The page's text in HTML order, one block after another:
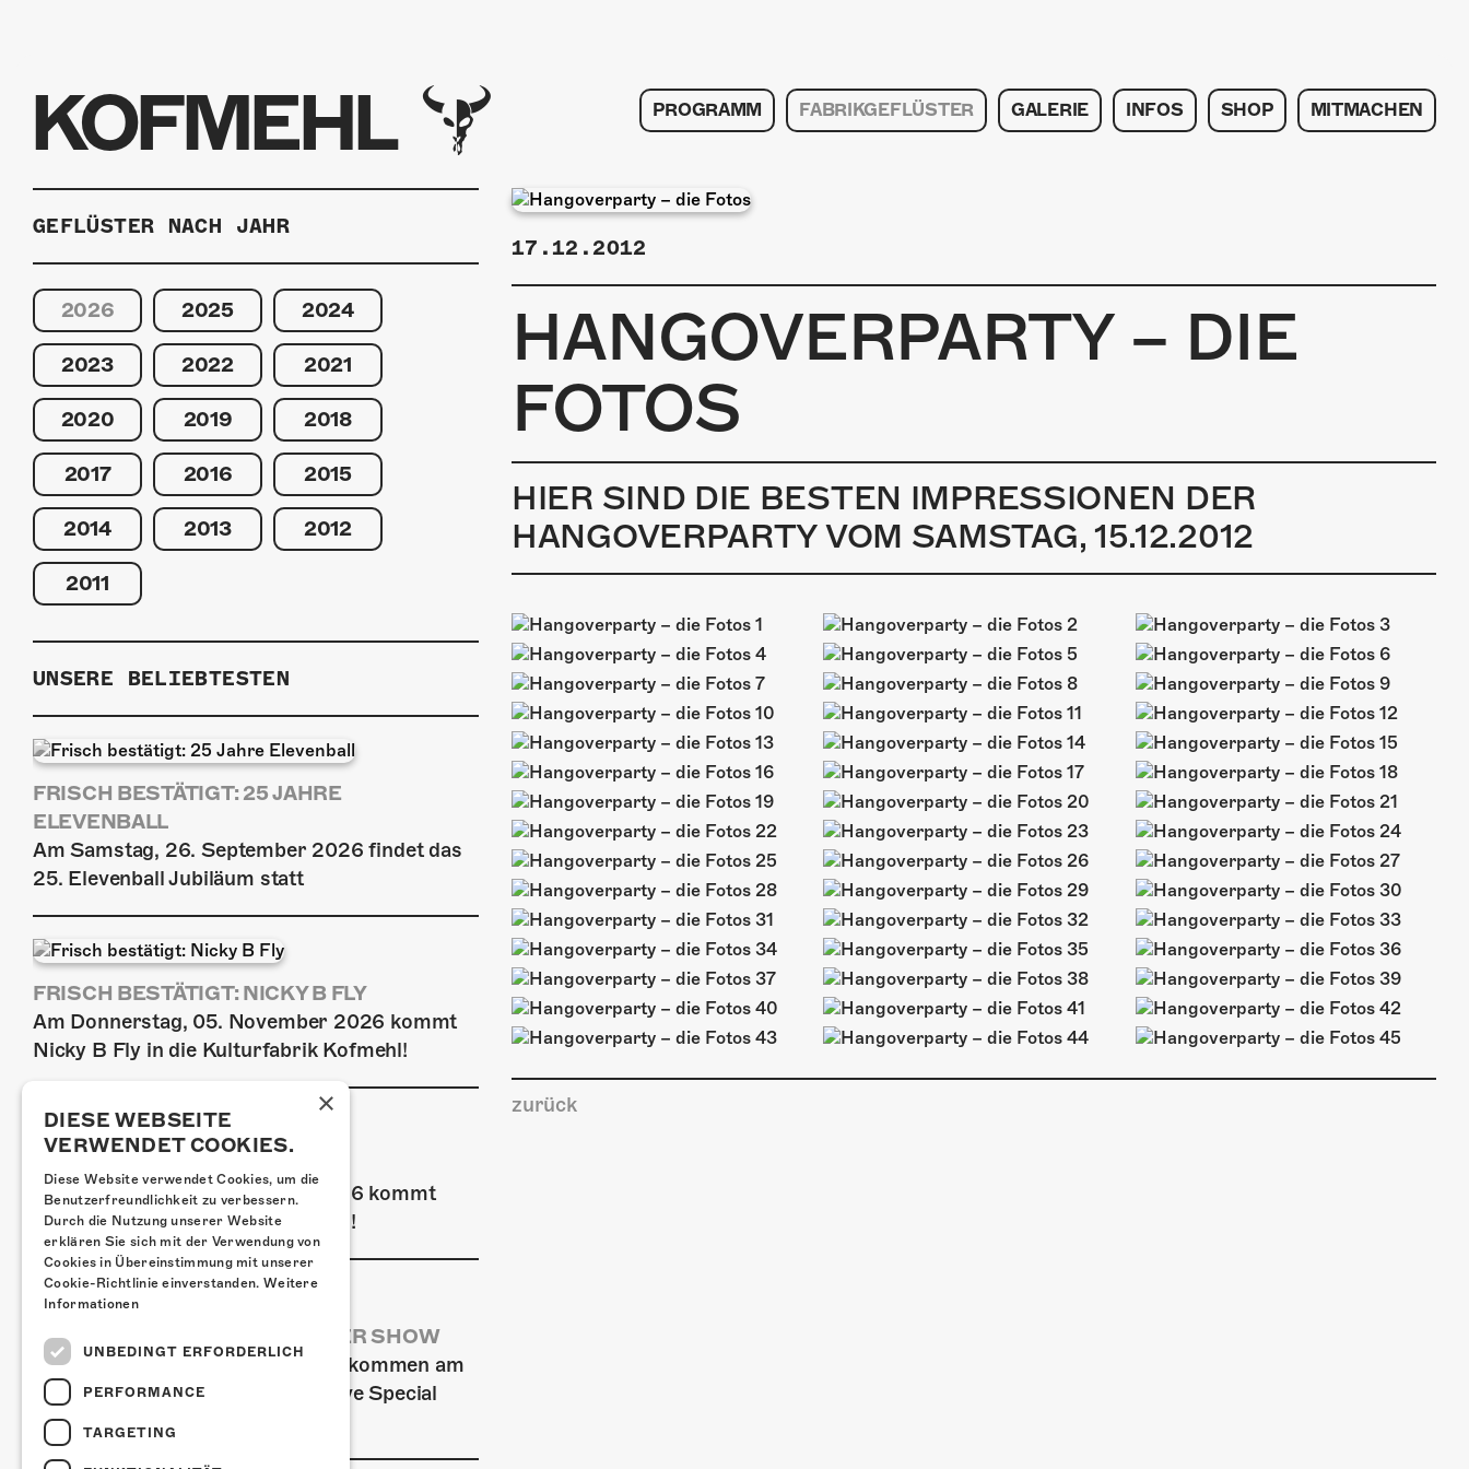
KOFMEHL PROGRAMM FABRIKGEFLÜSTER GALERIE INFOS SHOP MITMACHEN
17.12.2012
HANGOVERPARTY – DIE
FOTOS
HIER SIND DIE BESTEN IMPRESSIONEN DER
HANGOVERPARTY VOM SAMSTAG, 15.12.2012
zurück
GEFLÜSTER NACH JAHR
2026 2025 2024
2023 2022 2021
2020 2019 2018
2017 2016 2015
2014 2013 2012
2011
UNSERE BELIEBTESTEN
FRISCH BESTÄTIGT: 25 JAHRE
ELEVENBALL
Am Samstag, 26. September 2026 findet das
25. Elevenball Jubiläum statt
FRISCH BESTÄTIGT: NICKY B FLY
Am Donnerstag, 05. November 2026 kommt
Nicky B Fly in die Kulturfabrik Kofmehl!
Am Donnerstag, 29. Oktober 2026 kommt
GZUZ in die Kulturfabrik Kofmehl!
AIRBOURNE - SPECIAL SUMMER SHOW
Wow, das ist ein Ding! Airbourne kommen am
MI, 22. Juli 2026 für eine exklusive Special
Summer Show ins Kofmehl.
×
DIESE WEBSEITE
VERWENDET COOKIES.
Diese Website verwendet Cookies, um die
Benutzerfreundlichkeit zu verbessern.
Durch die Nutzung unserer Website
erklären Sie sich mit der Verwendung von
Cookies in Übereinstimmung mit unserer
Cookie-Richtlinie einverstanden. Weitere
Informationen
UNBEDINGT ERFORDERLICH
PERFORMANCE
TARGETING